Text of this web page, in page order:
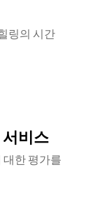
링의 시간
비스
한 평가를